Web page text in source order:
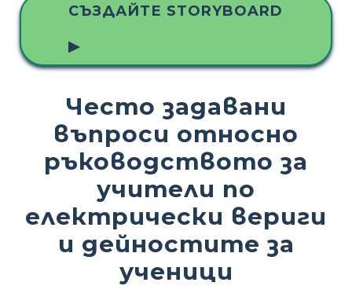
СЪЗДАЙТЕ STORYBOARD
▶
Често задавани
въпроси относно
ръководството за
учители по
електрически вериги
и дейностите за
ученици